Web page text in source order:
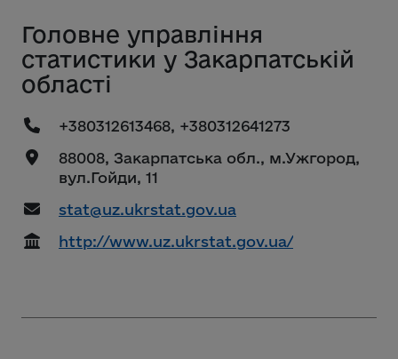
Головне управління
статистики у Закарпатській
області
+380312613468, +380312641273
88008, Закарпатська обл., м.Ужгород,
вул.Гойди, 11
stat@uz.ukrstat.gov.ua
http://www.uz.ukrstat.gov.ua/